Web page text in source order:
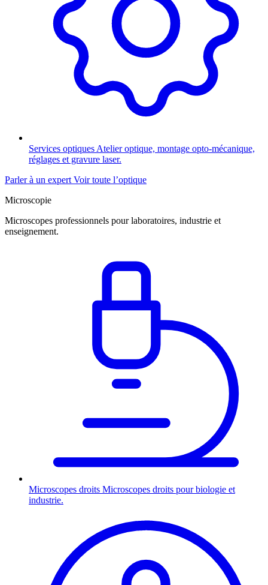
Services optiques Atelier optique, montage opto-mécanique,
réglages et gravure laser.
Parler à un expert Voir toute l’optique
Microscopie
Microscopes professionnels pour laboratoires, industrie et
enseignement.
Microscopes droits Microscopes droits pour biologie et
industrie.